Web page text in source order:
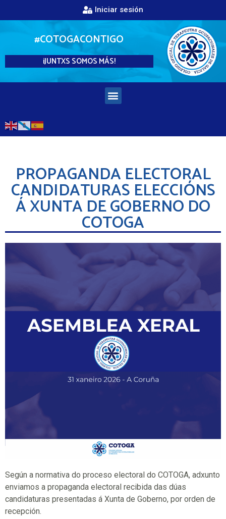
Iniciar sesión
#COTOGACONTIGO
¡JUNTXS SOMOS MÁS!
PROPAGANDA ELECTORAL
CANDIDATURAS ELECCIÓNS
Á XUNTA DE GOBERNO DO
COTOGA
Según a normativa do proceso electoral do COTOGA, adxunto
enviamos a propaganda electoral recibida das dúas
candidaturas presentadas á Xunta de Goberno, por orden de
recepción.